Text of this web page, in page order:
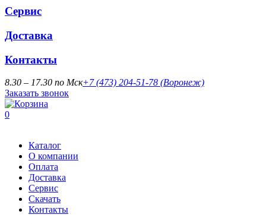
Сервис
Доставка
Контакты
8.30 – 17.30 по Мск+7 (473) 204-51-78 (Воронеж)
Заказать звонок
0
Каталог
О компании
Оплата
Доставка
Сервис
Скачать
Контакты